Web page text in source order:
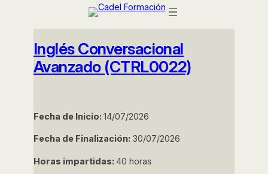
Inglés Conversacional
Avanzado (CTRL0022)
Fecha de Inicio:14/07/2026
Fecha de Finalización: 30/07/2026
Horas impartidas:40 horas